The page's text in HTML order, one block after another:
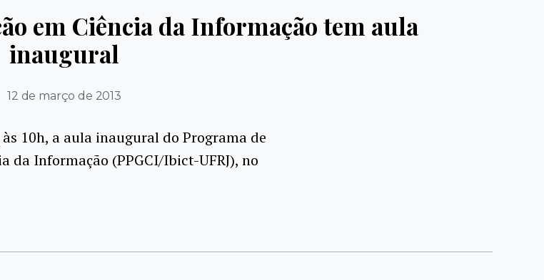
em Ciência da Informação tem aula
inaugural
12 de março de 2013
10h, a aula inaugural do Programa de
da Informação (PPGCI/Ibict-UFRJ), no